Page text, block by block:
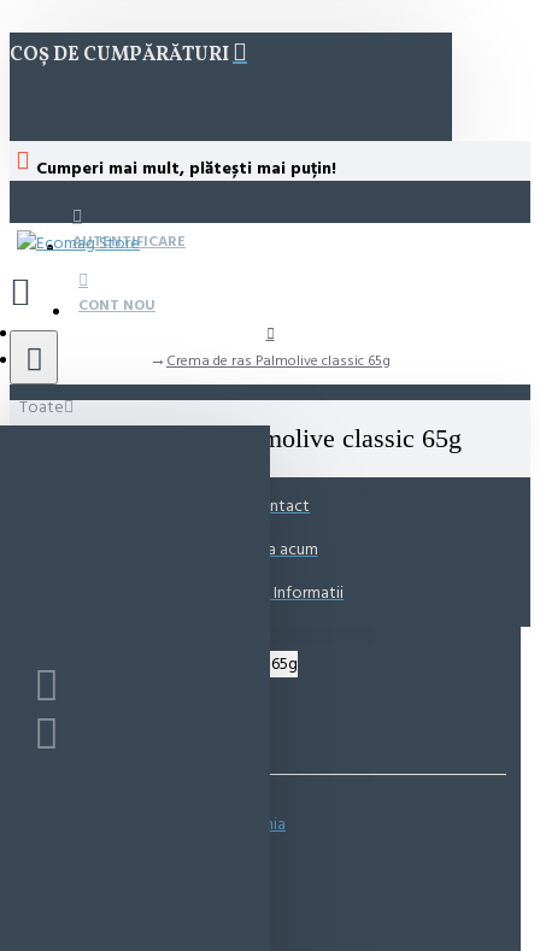
COȘ DE CUMPĂRĂTURI
Cumperi mai mult, plătești mai puțin!
AUTENTIFICARE
CONT NOU
Toate
Crema de ras Palmolive classic 65g
Crema de ras Palmolive classic 65g
Contact
Suna acum
Solicita Informatii
Spune-ţi opinia